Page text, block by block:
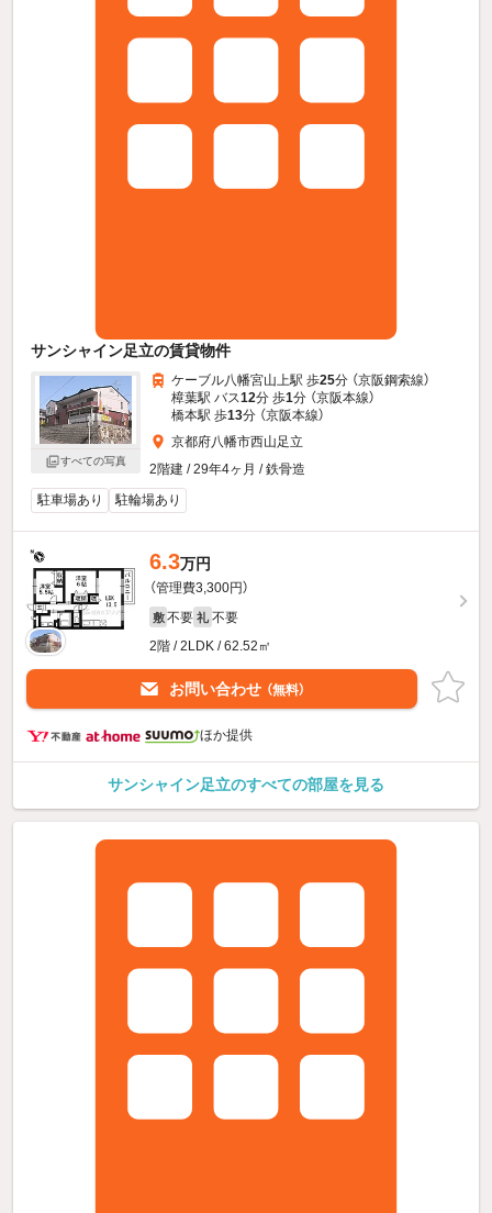
サンシャイン足立の賃貸物件
すべての写真
ケーブル八幡宮山上駅 歩25分 （京阪鋼索線）
樟葉駅 バス12分 歩1分 （京阪本線）
橋本駅 歩13分 （京阪本線）
京都府八幡市西山足立
2階建 / 29年4ヶ月 / 鉄骨造
駐車場あり
駐輪場あり
6.3万円
（管理費3,300円）
敷 不要 礼 不要
2階 / 2LDK / 62.52㎡
お問い合わせ （無料）
ほか提供
サンシャイン足立のすべての部屋を見る